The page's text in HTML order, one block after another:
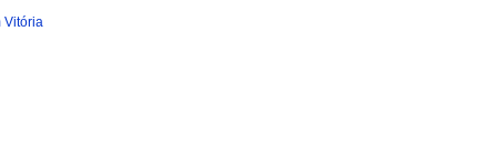
Vitória